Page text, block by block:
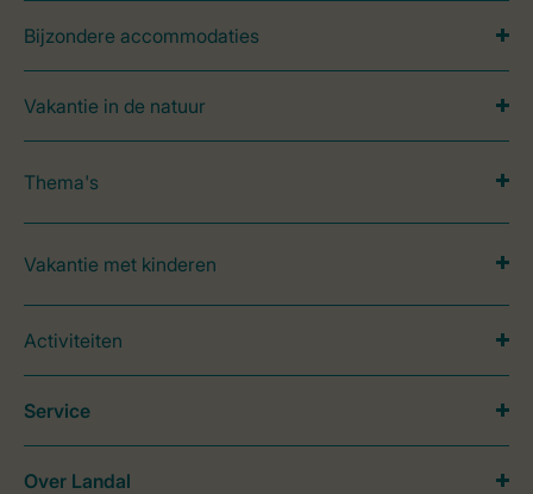
Bijzondere accommodaties
Vakantie in de natuur
Thema's
Vakantie met kinderen
Activiteiten
Service
Over Landal